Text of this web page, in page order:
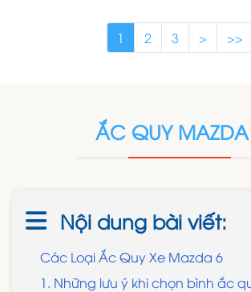
1 2 3 > >>
ẮC QUY
Nội dung bài viết:
Các Loại Ắc Quy Xe Mazda 6
1. Những lưu ý khi chọn bình ắc